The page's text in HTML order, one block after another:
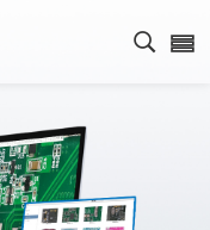
검색